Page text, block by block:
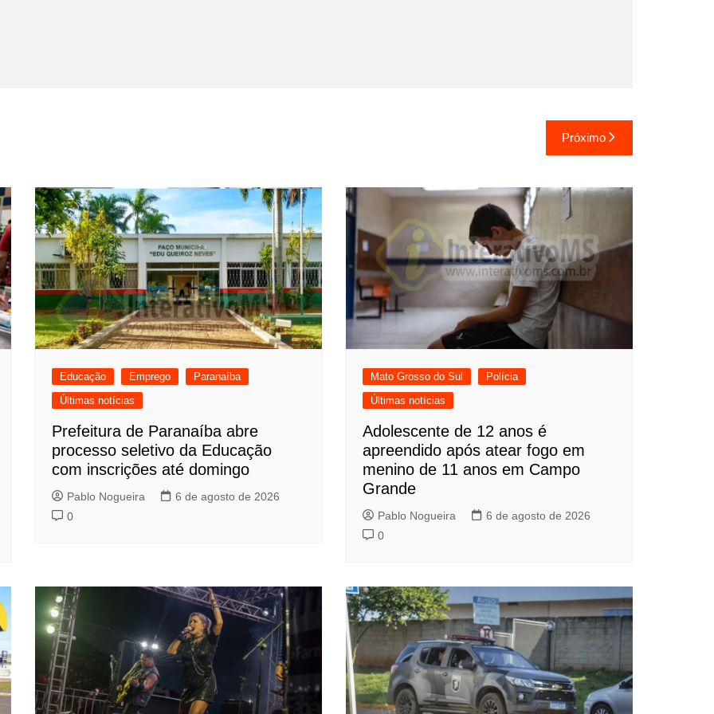
Próximo
Educação Emprego
Paranaíba
Últimas notícias
Prefeitura de Paranaíba abre
processo seletivo da Educação
com inscrições até domingo
Pablo Nogueira
6 de agosto de 2026
0
Mato Grosso do Sul
Polícia
Últimas notícias
Adolescente de 12 anos é
apreendido após atear fogo em
menino de 11 anos em Campo
Grande
Pablo Nogueira
6 de agosto de 2026
0